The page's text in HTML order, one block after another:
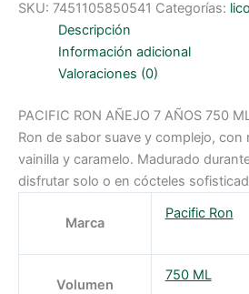
SKU: 7451105850541 Categorías:
Descripción
Información adicional
Valoraciones (0)
PACIFIC RON AÑEJO 7 AÑOS 750
Ron de sabor suave y complejo, con
vainilla y caramelo. Madurado
disfrutar solo o en cócteles
Marca
Pacific Ron
Volumen
750 ML